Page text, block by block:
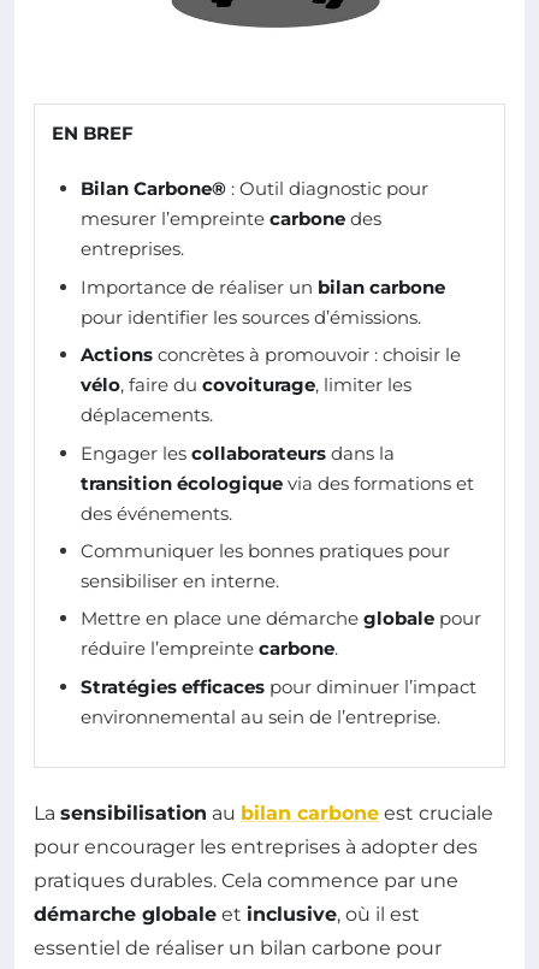
EN BREF
Bilan Carbone® : Outil diagnostic pour
mesurer l’empreinte carbone des
entreprises.
Importance de réaliser un bilan carbone
pour identifier les sources d’émissions.
Actions concrètes à promouvoir : choisir le
vélo, faire du covoiturage, limiter les
déplacements.
Engager les collaborateurs dans la
transition écologique via des formations et
des événements.
Communiquer les bonnes pratiques pour
sensibiliser en interne.
Mettre en place une démarche globale pour
réduire l’empreinte carbone.
Stratégies efficaces pour diminuer l’impact
environnemental au sein de l’entreprise.
La sensibilisation au bilan carbone est cruciale
pour encourager les entreprises à adopter des
pratiques durables. Cela commence par une
démarche globale et inclusive, où il est
essentiel de réaliser un bilan carbone pour